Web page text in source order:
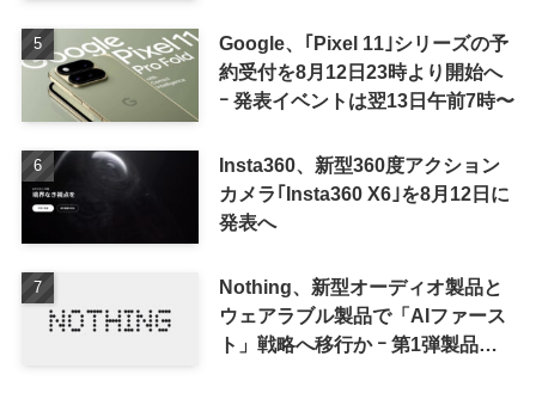
Google、｢Pixel 11｣シリーズの予
約受付を8月12日23時より開始へ
ｰ 発表イベントは翌13日午前7時〜
Insta360、新型360度アクション
カメラ｢Insta360 X6｣を8月12日に
発表へ
Nothing、新型オーディオ製品と
ウェアラブル製品で「AIファース
ト」戦略へ移行か ｰ 第1弾製品は